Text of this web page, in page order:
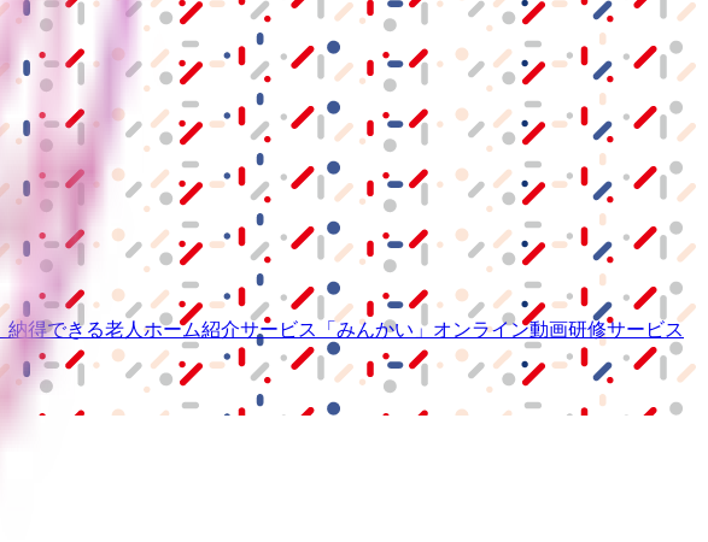
納得できる老人ホーム紹介サービス 「みんかい」 オンライン動画研修サービス